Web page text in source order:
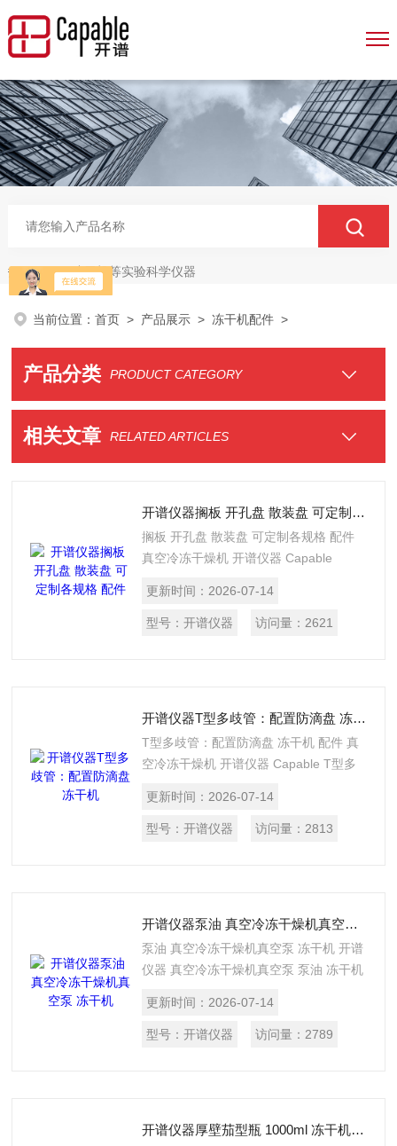
热门关键词：冻干机等实验科学仪器
当前位置：首页 > 产品展示 >冻干机配件 >
产品分类 PRODUCT CATEGORY
相关文章 RELATED ARTICLES
开谱仪器搁板 开孔盘 散装盘 可定制各规格 配件
搁板 开孔盘 散装盘 可定制各规格 配件
真空冷冻干燥机 开谱仪器 Capable
更新时间： 2026-07-14
型号： 开谱仪器 访问量： 2621
开谱仪器T型多歧管：配置防滴盘 冻干机
T型多歧管：配置防滴盘 冻干机 配件 真
空冷冻干燥机 开谱仪器 Capable T型多
盘材质:不锈钢 T型架尺
寸:605mm*300mm*415mm 外挂阀:12个
更新时间： 2026-07-14
型号： 开谱仪器 访问量： 2813
开谱仪器泵油 真空冷冻干燥机真空泵 冻干机
泵油 真空冷冻干燥机真空泵 冻干机 开谱
仪器 真空冷冻干燥机真空泵 泵油 冻干机
更新时间： 2026-07-14
型号： 开谱仪器 访问量： 2789
开谱仪器厚壁茄型瓶 1000ml 冻干机 专用外挂瓶